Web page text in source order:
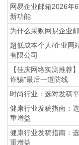
网易企业邮箱2026年
新功能
为什么采购网易企业
超低成本个人/企业网
有限公司
【佳庆网络实测推荐
诈骗"最后一道防线
时尚行业：选对发稿
健康行业发稿指南：
重增益
健康行业发稿指南：
重增益